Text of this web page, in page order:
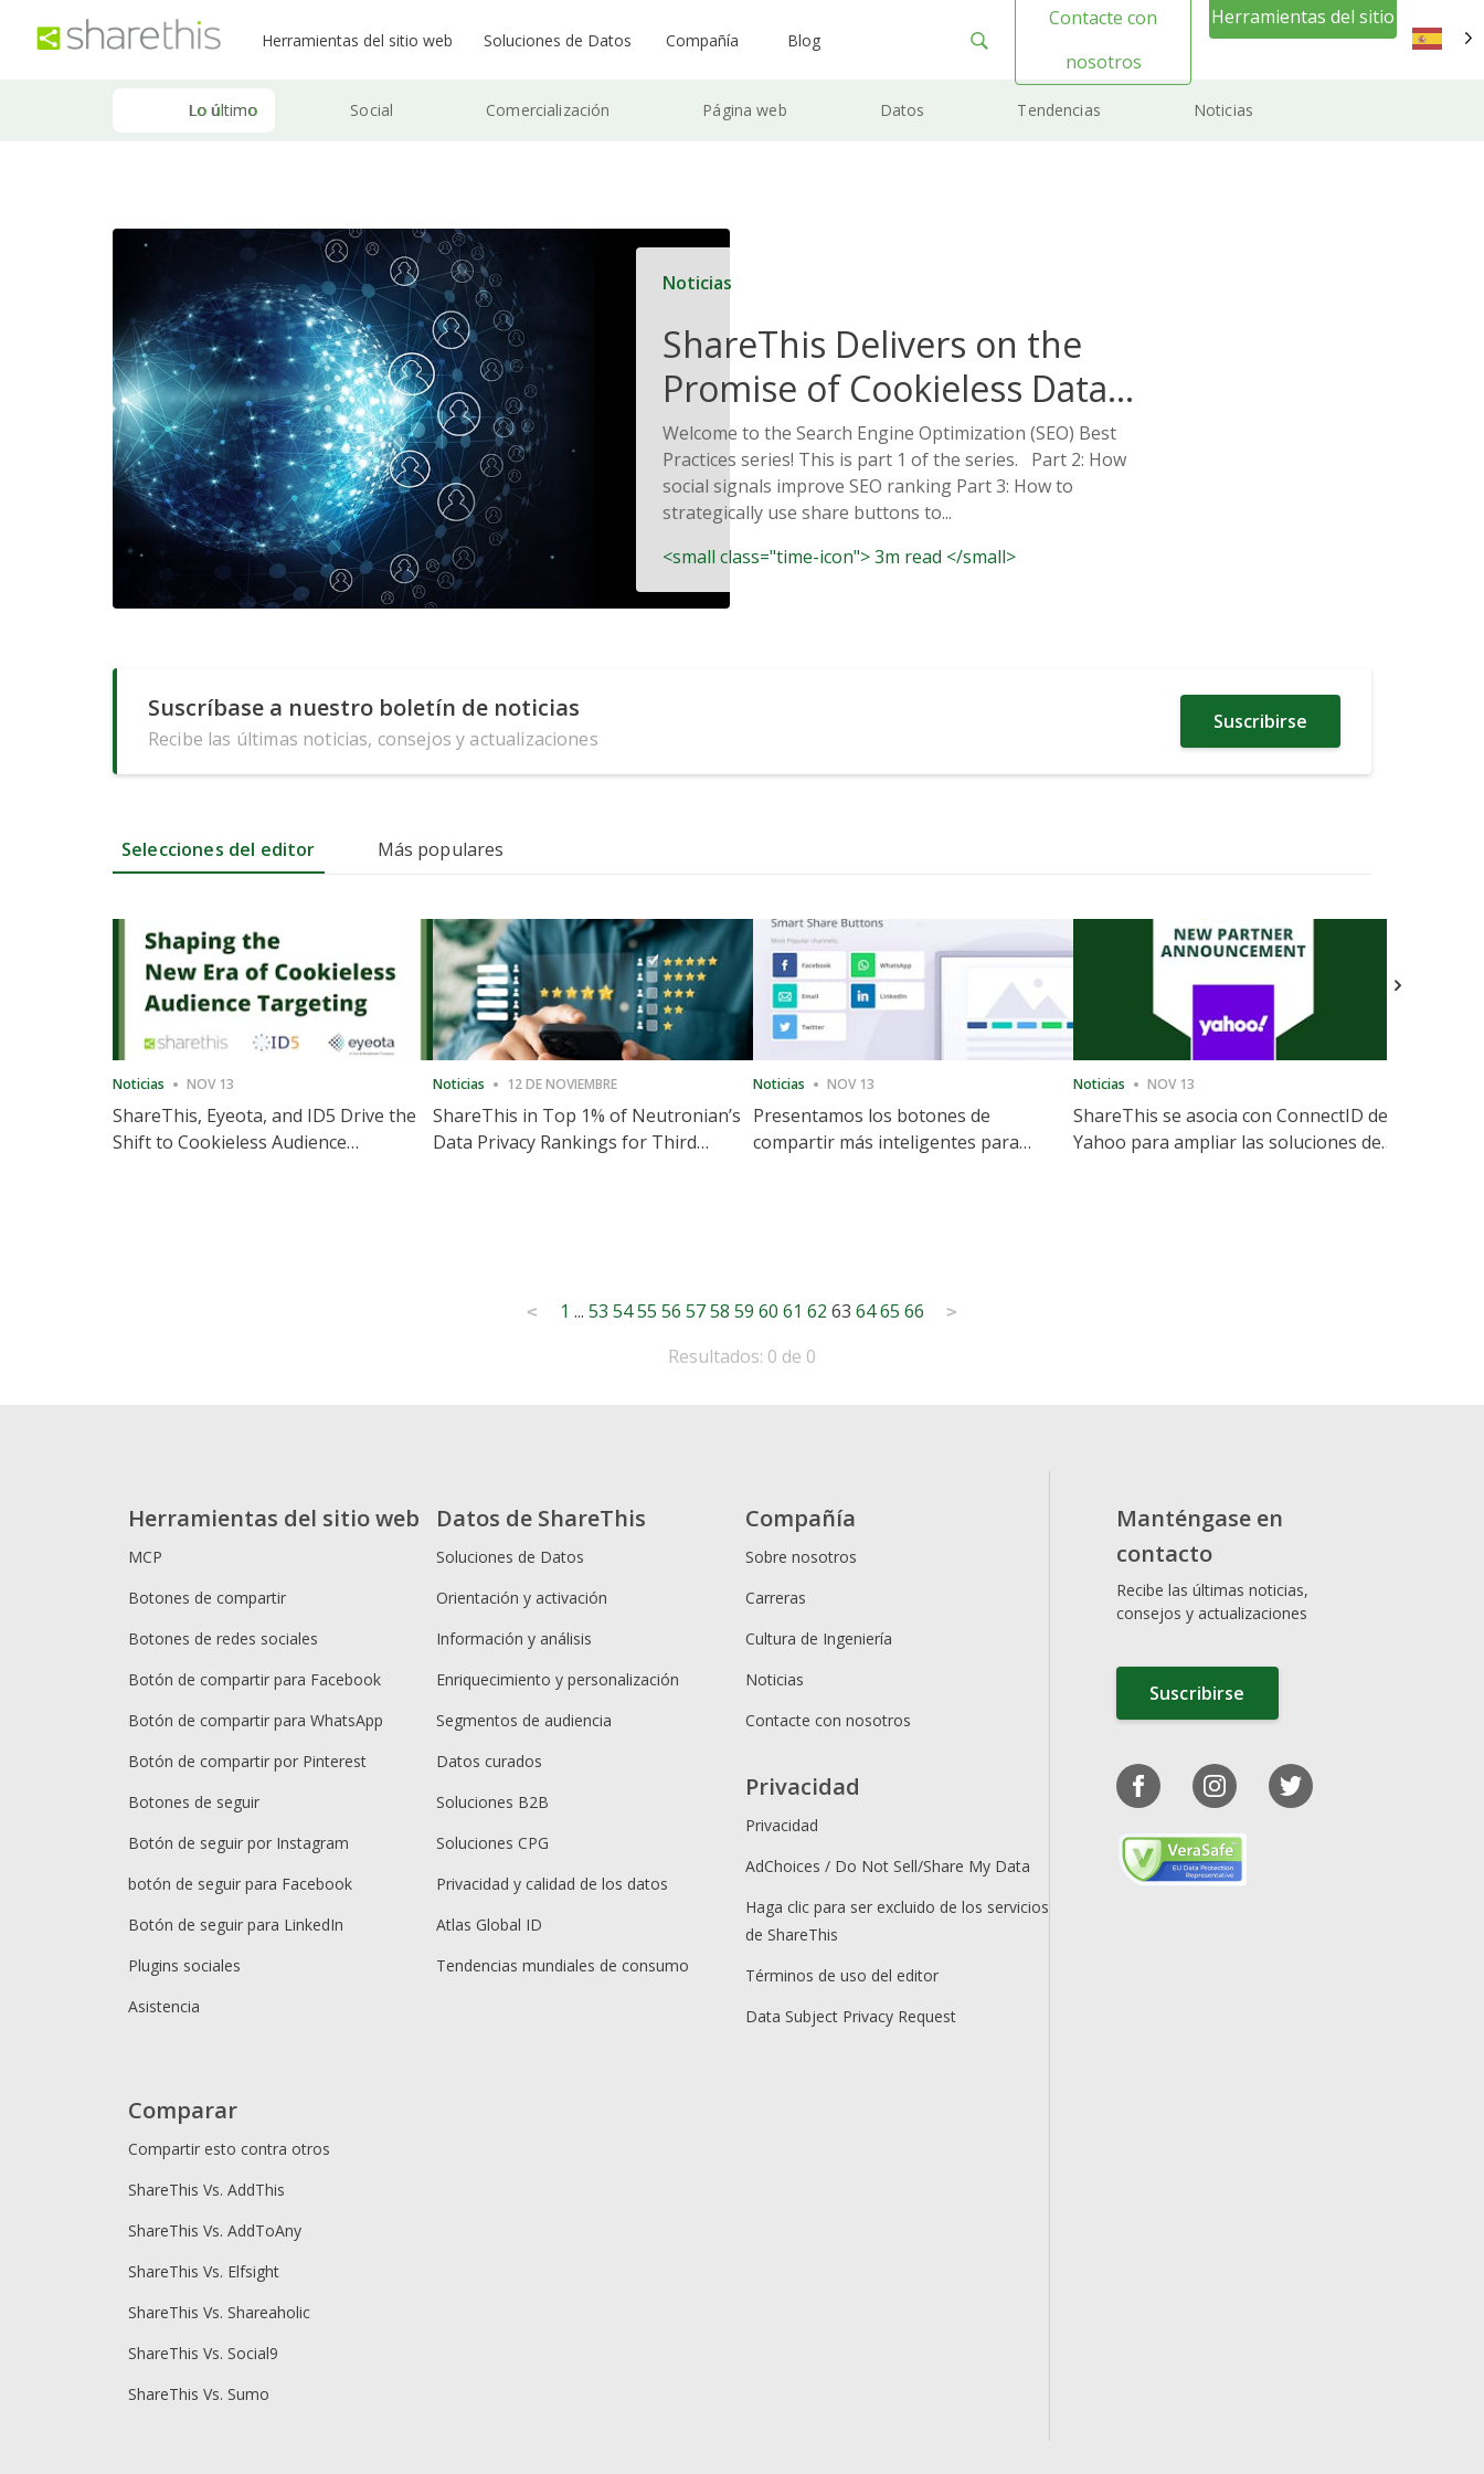
Herramientas del sitio web Soluciones de Datos Compañía Blog
Contacte con
nosotros
Herramientas del sitio
Lo último Social Comercialización Página web Datos Tendencias Noticias
Noticias
ShareThis Delivers on the
Promise of Cookieless Data
Solutions
Welcome to the Search Engine Optimization (SEO) Best
Practices series! This is part 1 of the series. Part 2: How
social signals improve SEO ranking Part 3: How to
strategically use share buttons to...
<small class="time-icon"> 3m read </small>
Suscríbase a nuestro boletín de noticias
Recibe las últimas noticias, consejos y actualizaciones
Suscribirse
Selecciones del editor Más populares
Noticias NOV 13
ShareThis, Eyeota, and ID5 Drive the
Shift to Cookieless Audience
Noticias 12 DE NOVIEMBRE
ShareThis in Top 1% of Neutronian’s
Data Privacy Rankings for Third
Noticias NOV 13
Presentamos los botones de
compartir más inteligentes para
Noticias NOV 13
ShareThis se asocia con ConnectID de
Yahoo para ampliar las soluciones de
< 1 ... 53 5455 56 5758 59 60 61 62 63 6465 66 >
Resultados: 0 de 0
Herramientas del sitio web
MCP
Botones de compartir
Botones de redes sociales
Botón de compartir para Facebook
Botón de compartir para WhatsApp
Botón de compartir por Pinterest
Botones de seguir
Botón de seguir por Instagram
botón de seguir para Facebook
Botón de seguir para LinkedIn
Plugins sociales
Asistencia
Datos de ShareThis
Soluciones de Datos
Orientación y activación
Información y análisis
Enriquecimiento y personalización
Segmentos de audiencia
Datos curados
Soluciones B2B
Soluciones CPG
Privacidad y calidad de los datos
Atlas Global ID
Tendencias mundiales de consumo
Compañía
Sobre nosotros
Carreras
Cultura de Ingeniería
Noticias
Contacte con nosotros
Privacidad
Privacidad
AdChoices / Do Not Sell/Share My Data
Haga clic para ser excluido de los servicios
de ShareThis
Términos de uso del editor
Data Subject Privacy Request
Comparar
Compartir esto contra otros
ShareThis Vs. AddThis
ShareThis Vs. AddToAny
ShareThis Vs. Elfsight
ShareThis Vs. Shareaholic
ShareThis Vs. Social9
ShareThis Vs. Sumo
Manténgase en
contacto
Recibe las últimas noticias,
consejos y actualizaciones
Suscribirse